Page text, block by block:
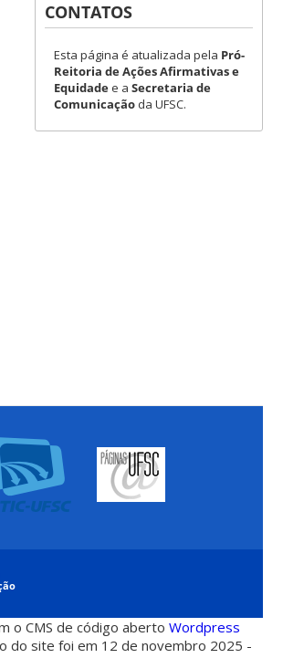
CONTATOS
Esta página é atualizada pela Pró-
Reitoria de Ações Afirmativas e
Equidadee a Secretaria de
Comunicaçãoda UFSC.
o CMS de código abertoWordpress
do site foi em 12 de novembro 2025 -